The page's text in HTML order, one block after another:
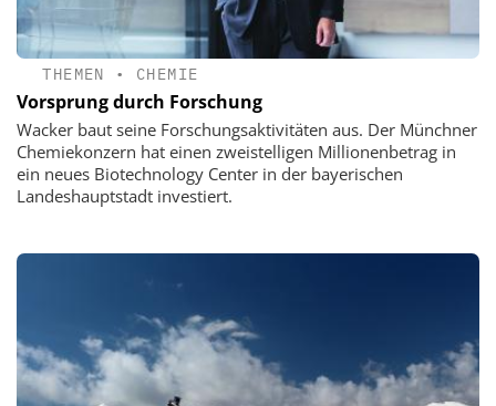
THEMEN • CHEMIE
Vorsprung durch Forschung
Wacker baut seine Forschungsaktivitäten aus. Der Münchner
Chemiekonzern hat einen zweistelligen Millionenbetrag in
ein neues Biotechnology Center in der bayerischen
Landeshauptstadt investiert.